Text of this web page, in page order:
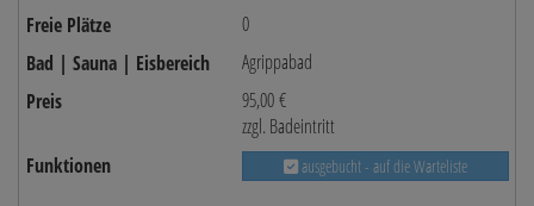
0
Agrippabad
95,00 €
zzgl. Badeintritt
ausgebucht - auf die Warteliste